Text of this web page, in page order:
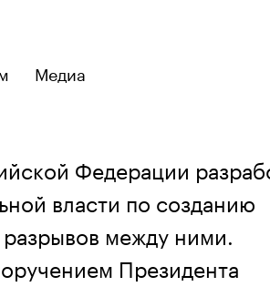
Медиа
Федерации
власти по созданию
между ними.
Президента